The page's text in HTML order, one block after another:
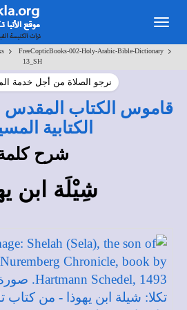
Toggle
navigation
> FreeCopticBooks-002-Holy-Arabic-Bible-Dictionary>
13_SH
نرجو الصلاة من أجل خدمة
قاموس الكتاب المقدس |
الكتابية
شرح
شِيْلَة ابن